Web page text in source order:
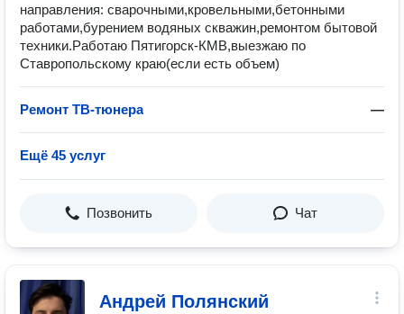
направления: сварочными,кровельными,бетонными
работами,бурением водяных скважин,ремонтом бытовой
техники.Работаю Пятигорск-КМВ,выезжаю по
Ставропольскому краю(если есть объем)
Ремонт ТВ-тюнера —
Ещё 45 услуг
Позвонить Чат
Андрей Полянский